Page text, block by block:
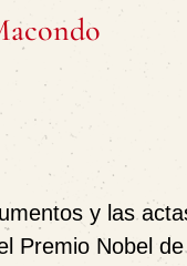
y las
Premio Nobel